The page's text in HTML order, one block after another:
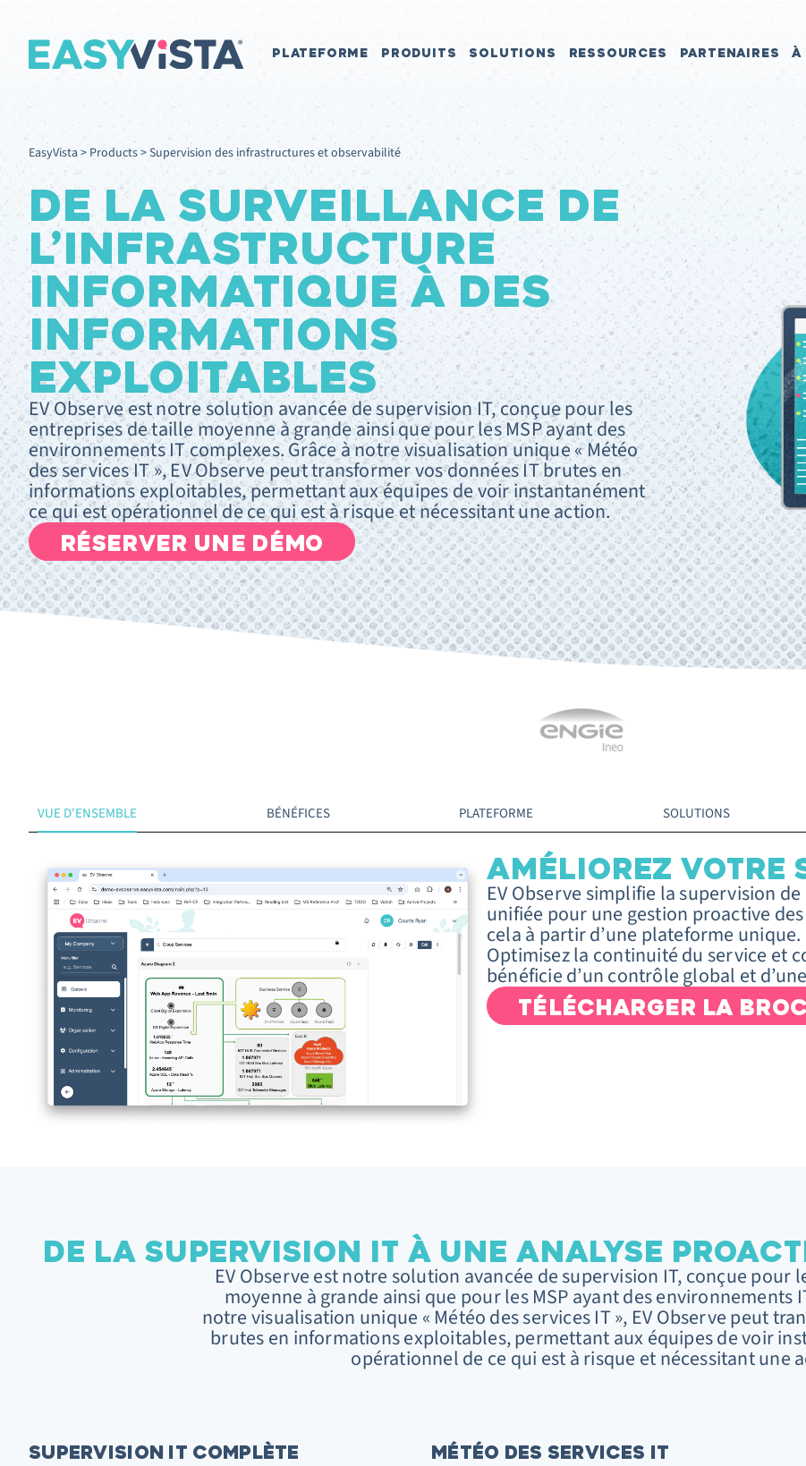
PLATEFORME PRODUITS SOLUTIONS RESSOURCES PARTENAIRES À
EasyVista > Products>Supervision des infrastructures et observabilité
DE LA SURVEILLANCE DE
L’INFRASTRUCTURE
INFORMATIQUE À DES
INFORMATIONS
EXPLOITABLES
EV Observe est notre solution avancée de supervision IT, conçue pour les
entreprises de taille moyenne à grande ainsi que pour les MSP ayant des
environnements IT complexes. Grâce à notre visualisation unique « Météo
des services IT », EV Observe peut transformer vos données IT brutes en
informations exploitables, permettant aux équipes de voir instantanément
ce qui est opérationnel de ce qui est à risque et nécessitant une action.
RÉSERVER UNE DÉMO
VUE D'ENSEMBLE BÉNÉFICES PLATEFORME SOLUTIONS
AMÉLIOREZ VOTRE
EV Observe simplifie la supervision
unifiée pour une gestion proactive
cela à partir d’une plateforme unique.
Optimisez la continuité du service et
bénéficie d’un contrôle global et
TÉLÉCHARGER LA
DE LA SUPERVISION IT À UNE ANALYSE
EV Observe est notre solution avancée de supervision IT, conçue pour
moyenne à grande ainsi que pour les MSP ayant des environnements
notre visualisation unique « Météo des services IT », EV Observe peut
brutes en informations exploitables, permettant aux équipes de voir
opérationnel de ce qui est à risque et nécessitant une
SUPERVISION IT COMPLÈTE MÉTÉO DES SERVICES IT